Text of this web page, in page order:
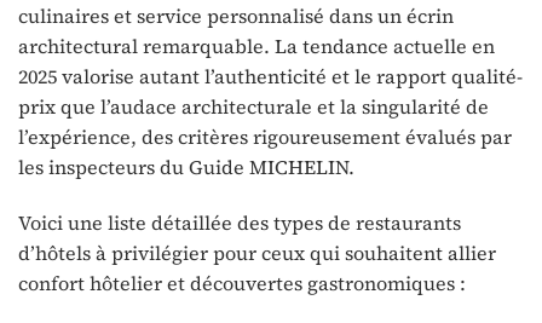
culinaires et service personnalisé dans un écrin
architectural remarquable. La tendance actuelle en
2025 valorise autant l’authenticité et le rapport qualité-
prix que l’audace architecturale et la singularité de
l’expérience, des critères rigoureusement évalués par
les inspecteurs du Guide MICHELIN.
Voici une liste détaillée des types de restaurants
d’hôtels à privilégier pour ceux qui souhaitent allier
confort hôtelier et découvertes gastronomiques :